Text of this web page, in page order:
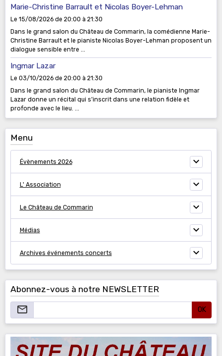
Marie-Christine Barrault et Nicolas Boyer-Lehman
Le 15/08/2026 de 20:00 à 21:30
Dans le grand salon du Château de Commarin, la comédienne Marie-
Christine Barrault et le pianiste Nicolas Boyer-Lehman proposent un
dialogue sensible entre ...
Ingmar Lazar
Le 03/10/2026 de 20:00 à 21:30
Dans le grand salon du Château de Commarin, le pianiste Ingmar
Lazar donne un récital qui s’inscrit dans une relation fidèle et
profonde avec le lieu. ...
Menu
Évènements 2026
L' Association
Le Château de Commarin
Médias
Archives événements concerts
Abonnez-vous à notre NEWSLETTER
OK